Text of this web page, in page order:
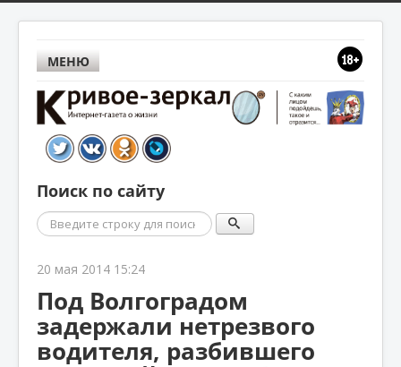
МЕНЮ
Поиск по сайту
Поиск
20 мая 2014 15:24
Под Волгоградом
задержали нетрезвого
водителя, разбившего